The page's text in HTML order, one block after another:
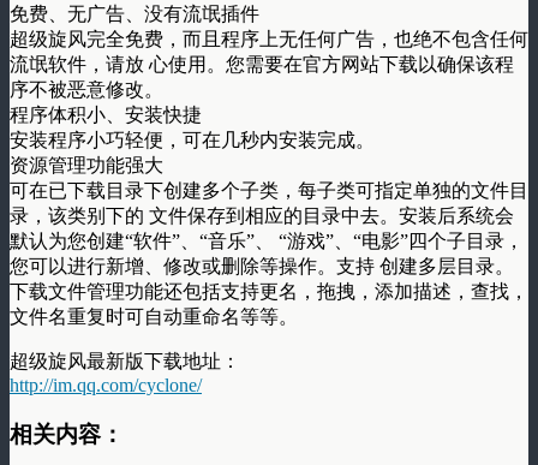
免费、无广告、没有流氓插件
超级旋风完全免费，而且程序上无任何广告，也绝不包含任何
流氓软件，请放 心使用。您需要在官方网站下载以确保该程
序不被恶意修改。
程序体积小、安装快捷
安装程序小巧轻便，可在几秒内安装完成。
资源管理功能强大
可在已下载目录下创建多个子类，每子类可指定单独的文件目
录，该类别下的 文件保存到相应的目录中去。安装后系统会
默认为您创建“软件”、“音乐”、 “游戏”、“电影”四个子目录，
您可以进行新增、修改或删除等操作。支持 创建多层目录。
下载文件管理功能还包括支持更名，拖拽，添加描述，查找，
文件名重复时可自动重命名等等。
超级旋风最新版下载地址：
http://im.qq.com/cyclone/
相关内容：